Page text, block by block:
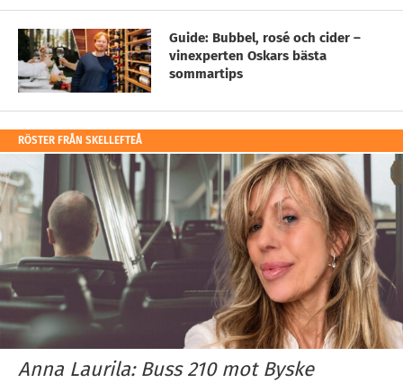
Guide: Bubbel, rosé och cider –
vinexperten Oskars bästa
sommartips
RÖSTER FRÅN SKELLEFTEÅ
Anna Laurila: Buss 210 mot Byske